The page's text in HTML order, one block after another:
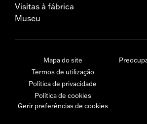
Visitas à fábrica
Museu
Mapa do site
Termos de utilização
Política de privacidade
Política de cookies
Gerir preferências de cookies